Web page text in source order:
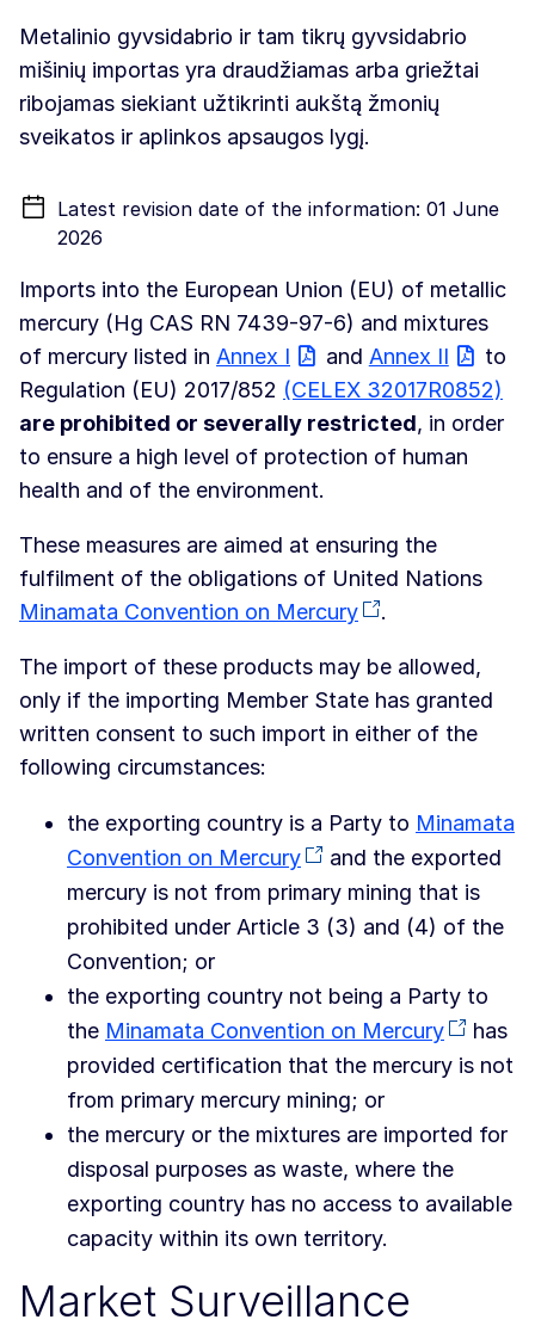
Metalinio gyvsidabrio ir tam tikrų gyvsidabrio
mišinių importas yra draudžiamas arba griežtai
ribojamas siekiant užtikrinti aukštą žmonių
sveikatos ir aplinkos apsaugos lygį.
Latest revision date of the information: 01 June
2026
Imports into the European Union (EU) of metallic
mercury (Hg CAS RN 7439-97-6) and mixtures
of mercury listed in Annex I and Annex II
to
Regulation (EU) 2017/852 (CELEX 32017R0852)
are prohibited or severally restricted, in order
to ensure a high level of protection of human
health and of the environment.
These measures are aimed at ensuring the
fulfilment of the obligations of United Nations
Minamata Convention on Mercury
.
The import of these products may be allowed,
only if the importing Member State has granted
written consent to such import in either of the
following circumstances:
the exporting country is a Party to Minamata
Convention on Mercury
and the exported
mercury is not from primary mining that is
prohibited under Article 3 (3) and (4) of the
Convention; or
the exporting country not being a Party to
the Minamata Convention on Mercury
has
provided certification that the mercury is not
from primary mercury mining; or
the mercury or the mixtures are imported for
disposal purposes as waste, where the
exporting country has no access to available
capacity within its own territory.
Market Surveillance